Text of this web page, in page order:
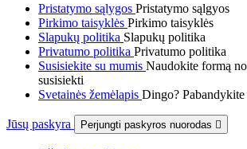
Pristatymo sąlygos Pristatymo sąlgyos
Pirkimo taisyklės Pirkimo taisyklės
Slapukų politika Slapukų politika
Privatumo politika Privatumo politika
Susisiekite su mumis Naudokite formą
susisiekti
Svetainės žemėlapis Dingo?
Jūsų paskyra Perjungti paskyros nuorodas 